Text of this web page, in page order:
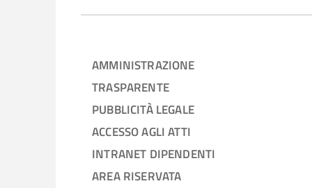
AMMINISTRAZIONE
TRASPARENTE
PUBBLICITÀ LEGALE
ACCESSO AGLI ATTI
INTRANET DIPENDENTI
AREA RISERVATA